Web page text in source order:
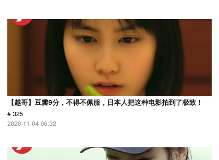
【越哥】豆瓣9分，不得不佩服，日本人把这种电影拍到了极致！
# 325
2020-11-04 06:32